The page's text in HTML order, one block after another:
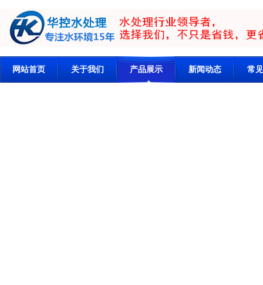
网站首页 关于我们 产品展示 新闻动态 常